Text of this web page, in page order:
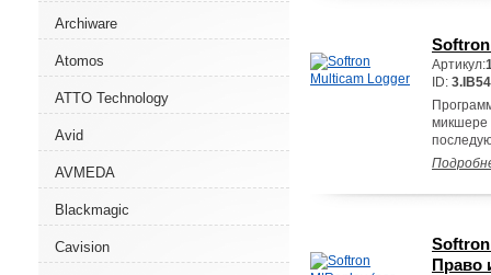
Archiware
Atomos
ATTO Technology
Avid
AVMEDA
Blackmagic
Cavision
Артикул:
ID: 3.IB54
микшере
Право